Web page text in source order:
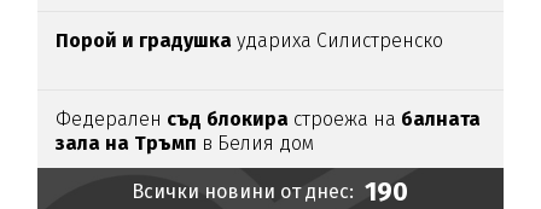
Порой и градушка удариха Силистренско
Федерален съд блокира строежа на балната
зала на Тръмп в Белия дом
Всички новини от днес: 190